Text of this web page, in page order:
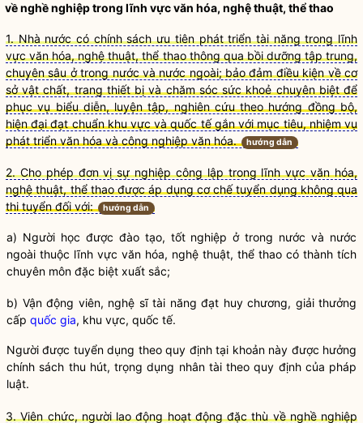
về nghề nghiệp trong lĩnh vực văn hóa, nghệ thuật, thể thao
1. Nhà nước có chính sách ưu tiên phát triển tài năng trong lĩnh
vực văn hóa, nghệ thuật, thể thao thông qua bồi dưỡng tập trung,
chuyên sâu ở trong nước và nước ngoài; bảo đảm điều kiện về cơ
sở vật chất, trang thiết bị và chăm sóc sức khoẻ chuyên biệt để
phục vụ biểu diễn, luyện tập, nghiên cứu theo hướng đồng bộ,
hiện đại đạt chuẩn khu vực và quốc tế gắn với mục tiêu, nhiệm vụ
phát triển văn hóa và công nghiệp văn hóa.
hướng dẫn
2. Cho phép đơn vị sự nghiệp công lập trong lĩnh vực văn hóa,
nghệ thuật, thể thao được áp dụng cơ chế tuyển dụng không qua
thi tuyển đối với:
hướng dẫn
a) Người học được đào tạo, tốt nghiệp ở trong nước và nước
ngoài thuộc lĩnh vực văn hóa, nghệ thuật, thể thao có thành tích
chuyên môn đặc biệt xuất sắc;
b) Vận động viên, nghệ sĩ tài năng đạt huy chương, giải thưởng
cấp quốc gia, khu vực, quốc tế.
Người được tuyển dụng theo quy định tại khoản này được hưởng
chính sách thu hút, trọng dụng nhân tài theo quy định của pháp
luật.
3. Viên chức, người lao động hoạt động đặc thù về nghề nghiệp